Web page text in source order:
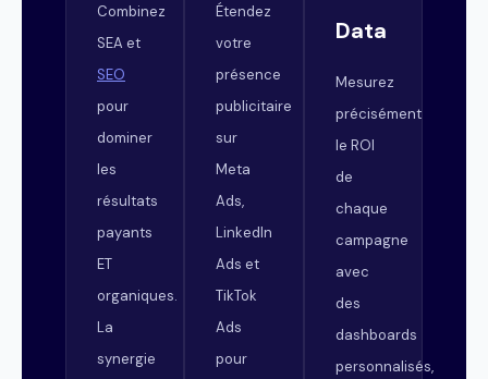
Combinez
SEA et
SEO
pour
dominer
les
résultats
payants
ET
organiques.
La
synergie
Étendez
votre
présence
publicitaire
sur
Meta
Ads,
LinkedIn
Ads et
TikTok
Ads
pour
Data
Mesurez
précisément
le ROI
de
chaque
campagne
avec
des
dashboards
personnalisés,